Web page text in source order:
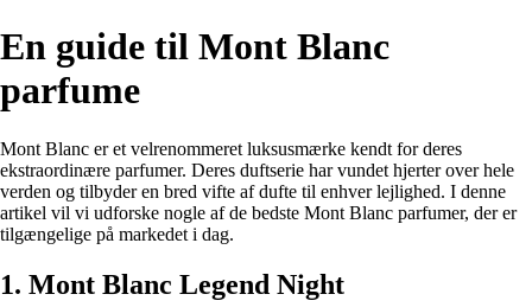
En guide til Mont Blanc
parfume
Mont Blanc er et velrenommeret luksusmærke kendt for deres
ekstraordinære parfumer. Deres duftserie har vundet hjerter over hele
verden og tilbyder en bred vifte af dufte til enhver lejlighed. I denne
artikel vil vi udforske nogle af de bedste Mont Blanc parfumer, der er
tilgængelige på markedet i dag.
1. Mont Blanc Legend Night